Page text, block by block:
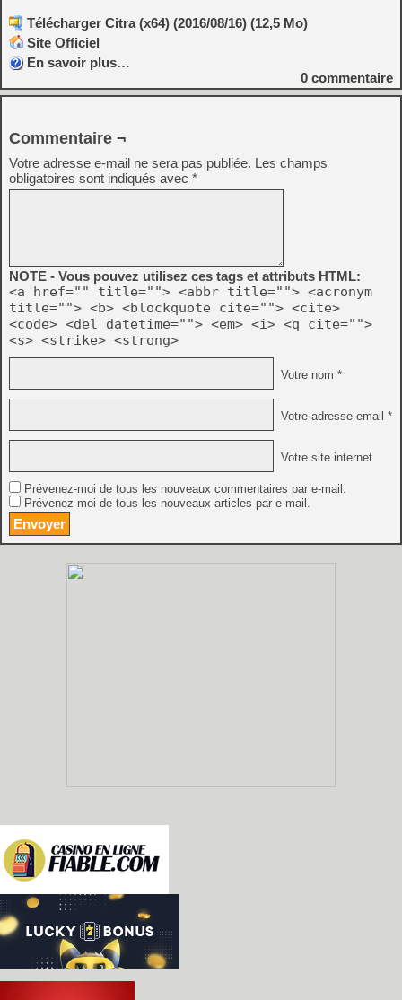
Télécharger Citra (x64) (2016/08/16) (12,5 Mo)
Site Officiel
En savoir plus…
0 commentaire
Commentaire ¬
Votre adresse e-mail ne sera pas publiée. Les champs
obligatoires sont indiqués avec *
NOTE - Vous pouvez utilisez ces tags et attributs HTML:
<a href="" title=""> <abbr title=""> <acronym
title=""> <b> <blockquote cite=""> <cite>
<code> <del datetime=""> <em> <i> <q cite="">
<s> <strike> <strong>
Votre nom *
Votre adresse email *
Votre site internet
Prévenez-moi de tous les nouveaux commentaires par e-mail.
Prévenez-moi de tous les nouveaux articles par e-mail.